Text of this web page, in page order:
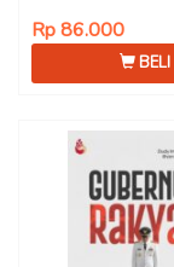
Rp 86.000
BELI